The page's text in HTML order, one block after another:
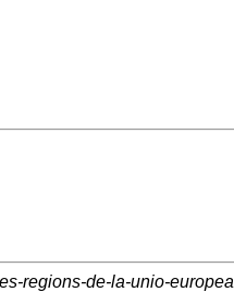
regions-de-la-unio-europea